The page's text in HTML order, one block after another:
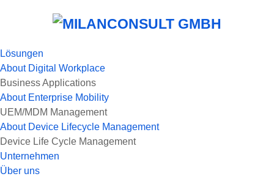
Lösungen
AboutDigital Workplace
Business Applications
AboutEnterprise Mobility
UEM/MDM Management
AboutDevice Lifecycle Management
Device Life Cycle Management
Unternehmen
Über uns